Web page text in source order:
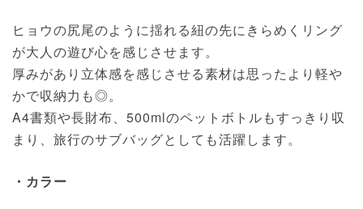
ヒョウの尻尾のように揺れる紐の先にきらめくリング
が大人の遊び心を感じさせます。
厚みがあり立体感を感じさせる素材は思ったより軽や
かで収納力も◎。
A4書類や長財布、500mlのペットボトルもすっきり収
まり、旅行のサブバッグとしても活躍します。
・カラー